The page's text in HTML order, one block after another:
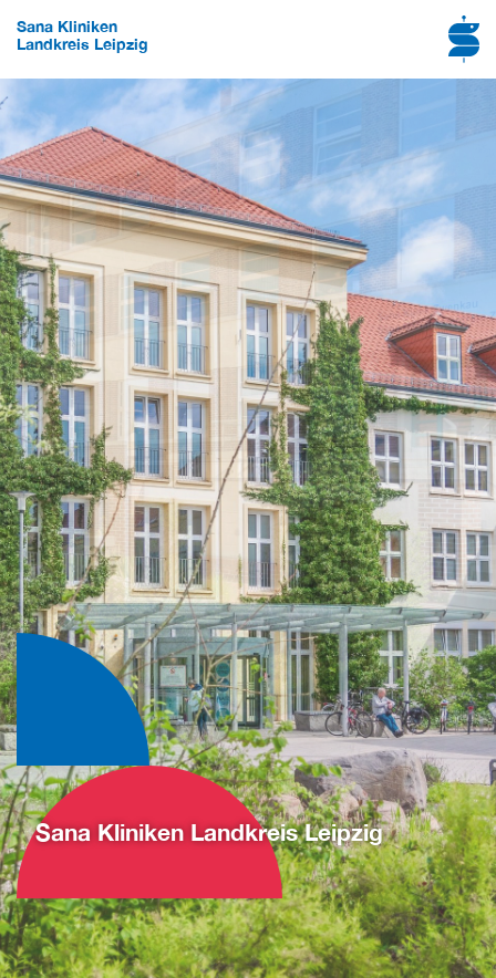
Sana Kliniken
Landkreis Leipzig
Sana Kliniken Landkreis Leipzig